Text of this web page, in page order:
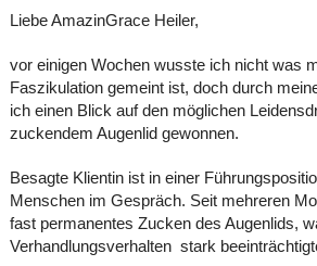
Liebe AmazinGrace Heiler,
vor einigen Wochen wusste ich nicht was
Faszikulation gemeint ist, doch durch
ich einen Blick auf den möglichen
zuckendem Augenlid gewonnen.
Besagte Klientin ist in einer
Menschen im Gespräch. Seit mehreren
fast permanentes Zucken des Augenlids,
Verhandlungsverhalten stark